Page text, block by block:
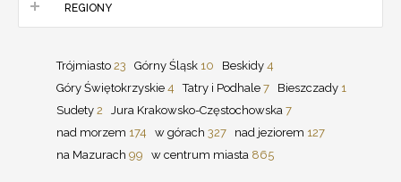
REGIONY
Trójmiasto 23 Górny Śląsk 10 Beskidy 4
Góry Świętokrzyskie 4 Tatry i Podhale 7 Bieszczady 1
Sudety 2 Jura Krakowsko-Częstochowska 7
nad morzem 174 w górach 327 nad jeziorem 127
na Mazurach 99 w centrum miasta 865